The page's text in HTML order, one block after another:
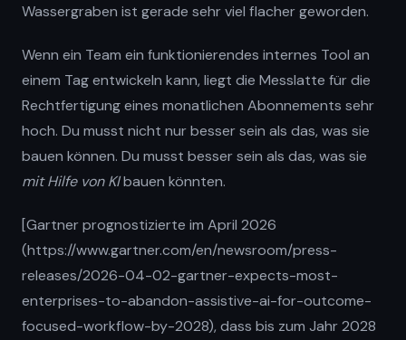
Wassergraben ist gerade sehr viel flacher geworden.
Wenn ein Team ein funktionierendes internes Tool an
einem Tag entwickeln kann, liegt die Messlatte für die
Rechtfertigung eines monatlichen Abonnements sehr
hoch. Du musst nicht nur besser sein als das, was sie
bauen können. Du musst besser sein als das, was sie
mit Hilfe von KIbauen könnten.
[Gartner prognostizierte im April 2026
(https://www.gartner.com/en/newsroom/press-
releases/2026-04-02-gartner-expects-most-
enterprises-to-abandon-assistive-ai-for-outcome-
focused-workflow-by-2028), dass bis zum Jahr 2028